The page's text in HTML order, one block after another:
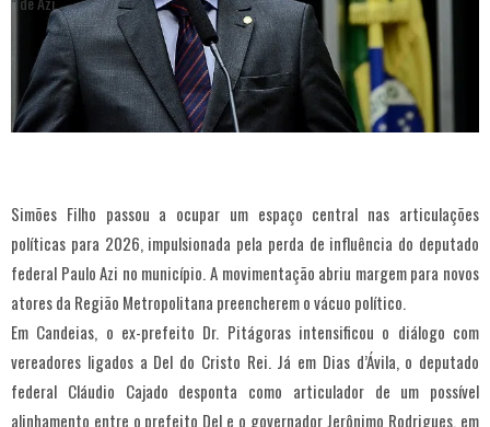
Simões Filho passou a ocupar um espaço central nas articulações
políticas para 2026, impulsionada pela perda de influência do deputado
federal Paulo Azi no município. A movimentação abriu margem para novos
atores da Região Metropolitana preencherem o vácuo político.
Em Candeias, o ex-prefeito Dr. Pitágoras intensificou o diálogo com
vereadores ligados a Del do Cristo Rei. Já em Dias d’Ávila, o deputado
federal Cláudio Cajado desponta como articulador de um possível
alinhamento entre o prefeito Del e o governador Jerônimo Rodrigues, em